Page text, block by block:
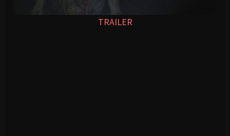
TRAILER